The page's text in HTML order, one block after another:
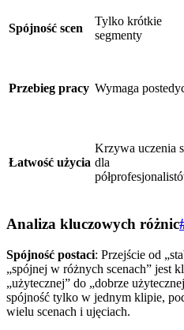
Spójność scen
Tylko krótkie
segmenty
Przebieg pracy Wymaga
Łatwość użycia
Krzywa uczenia
dla
Analiza kluczowych różnic
Spójność postaci: Przejście od
„spójnej w różnych scenach” jest
„użytecznej” do „dobrze
spójność tylko w jednym klipie,
wielu scenach i ujęciach.